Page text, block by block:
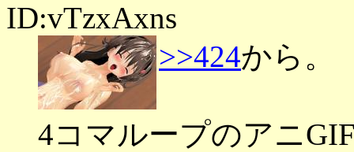
ID:vTzxAxns
>>424から。
4コマループのアニ